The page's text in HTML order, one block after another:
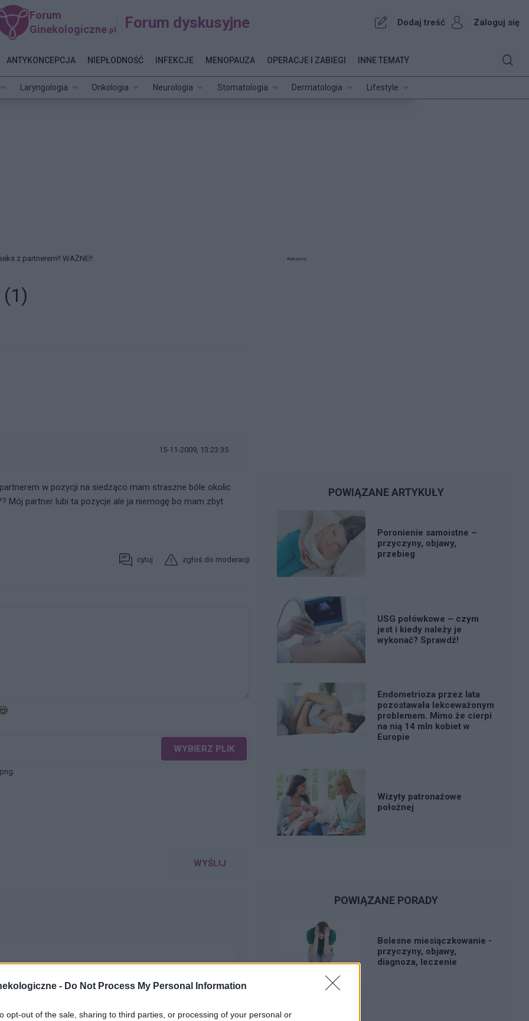
- Do Not Process My Personal Information
opt-out of the sale, sharing to third parties, or processing of your personal or
Forum
Ginekologiczne .pl Forum dyskusyjne Dodaj treść Zaloguj się
Laryngologia Onkologia Neurologia Stomatologia Dermatologia Lifestyle
ANTYKONCEPCJA NIEPŁODNOŚĆ INFEKCJE MENOPAUZA OPERACJE I ZABIEGI INNE TEMATY
z partnerem!! WAŻNE!!
(1)
15-11-2009, 13:23:35
w pozycji na siedząco mam straszne bóle okolic
Mój partner lubi ta pozycje ale ja niemogę bo mam zbyt
cytuj zgłoś do moderacji
WYBIERZ PLIK
WYŚLIJ
tabletki mimo iż jestem 2 tygodnie
Reklama:
POWIĄZANE ARTYKUŁY
Poronienie samoistne –
przyczyny, objawy,
przebieg
USG połówkowe – czym
jest i kiedy należy je
wykonać? Sprawdź!
Endometrioza przez lata
pozostawała lekceważonym
problemem. Mimo że cierpi
na nią 14 mln kobiet w
Europie
Wizyty patronażowe
położnej
POWIĄZANE PORADY
Bolesne miesiączkowanie -
przyczyny, objawy,
diagnoza, leczenie